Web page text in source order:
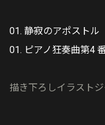
01. 静寂のアポストル
01. ピアノ狂奏曲第4
描き下ろしイラスト